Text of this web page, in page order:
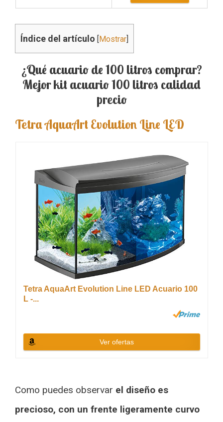
Índice del artículo [Mostrar]
¿Qué acuario de 100 litros comprar?
Mejor kit acuario 100 litros calidad
precio
Tetra AquaArt Evolution Line LED
Tetra AquaArt Evolution Line LED Acuario 100
L -...
Ver ofertas
Como puedes observar el diseño es
precioso, con un frente ligeramente curvo